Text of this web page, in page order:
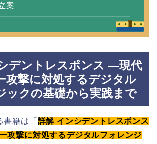
案
デントレスポンス ―現代
攻撃に対処するデジタル
ックの基礎から実践まで
書籍は「 詳解 インシデントレスポンス
攻撃に対処するデジタルフォレンジ